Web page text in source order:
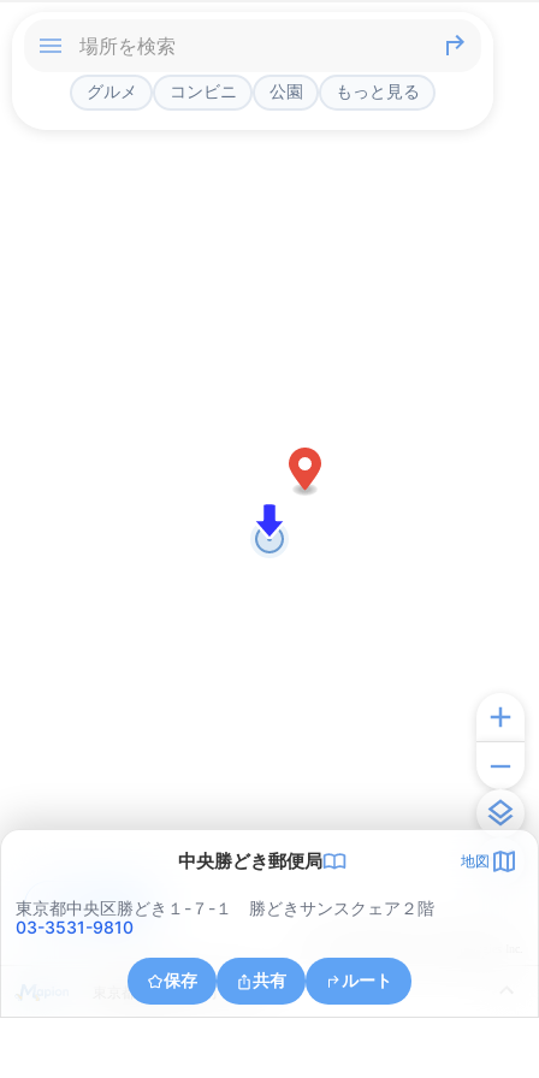
グルメ コンビニ 公園 もっと見る
中央勝どき郵便局 地図
東京都中央区勝どき１-７-１ 勝どきサンスクェア２階
03-3531-9810
保存 共有 ルート
東京都港区海岸３丁目３３
アプリで見る